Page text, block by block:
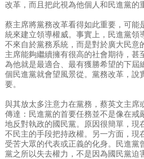
改革，而且把此視為他個人和民進黨的
蔡主席將黨務改革看得如此重要，可能
統來建立領導權威。事實上，民進黨領
不來自於黨務系統，而是對於廣大民意
主席能夠繼續擁有很高的社會期待，甚
為他就是最適合、最有獲勝希望的下屆
個民進黨就會望風景從。黨務改革，說
要。
與其放太多注意力在黨務，蔡英文主席
傳達：民進黨的首要任務並不是像在戒
地反對執政的國民黨。原因很簡單，現
不民主的手段把持政權。另一方面，現
受苦大眾的代表或正義的化身。民進黨
黨之所以失去權力，不是因為國民黨迫